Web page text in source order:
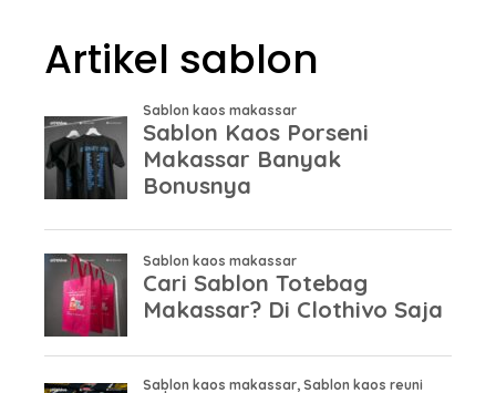
Artikel sablon